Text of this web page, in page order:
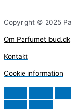
Copyright © 2025
Om Parfumetilbud.dk
Kontakt
Cookie information